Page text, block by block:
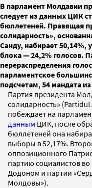
В парламент Молдавии
следует из данных ЦИК
бюллетеней. Правящая
солидарность»,
Санду, набирает 50,14%,
блока — 24,2% голосов.
перераспределения
парламентское
подсчетам, 54 мандата из
Партия президента
солидарность»
побеждает на
данным ЦИК, после
бюллетеней она
выборы в 52,17%.
оппозиционного
партию социалистов во
Додоном и партии
Молдовы»).